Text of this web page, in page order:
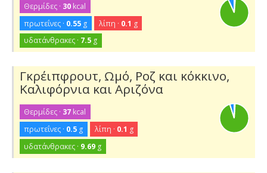
Θερμίδες · 30 kcal
πρωτεΐνες · 0.55 g λίπη · 0.1 g
υδατάνθρακες · 7.5 g
Γκρέιπφρουτ, Ωμό, Ροζ και κόκκινο,
Καλιφόρνια και Αριζόνα
Θερμίδες · 37 kcal
πρωτεΐνες · 0.5 g λίπη · 0.1 g
υδατάνθρακες · 9.69 g